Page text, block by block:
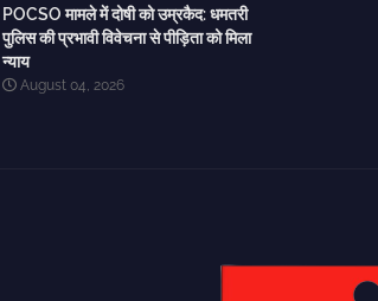
POCSO मामले में दोषी को उम्रकैद: धमतरी
पुलिस की प्रभावी विवेचना से पीड़िता को मिला
न्याय
August 04, 2026